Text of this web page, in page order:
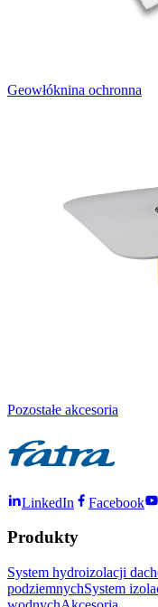
Geowłóknina ochronna
Pozostałe akcesoria
LinkedIn Facebook
Produkty
System hydroizolacji
podziemnychSystem